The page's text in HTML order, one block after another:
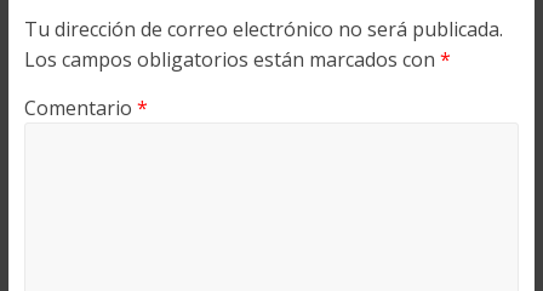
Tu dirección de correo electrónico no será publicada.
Los campos obligatorios están marcados con *
Comentario *